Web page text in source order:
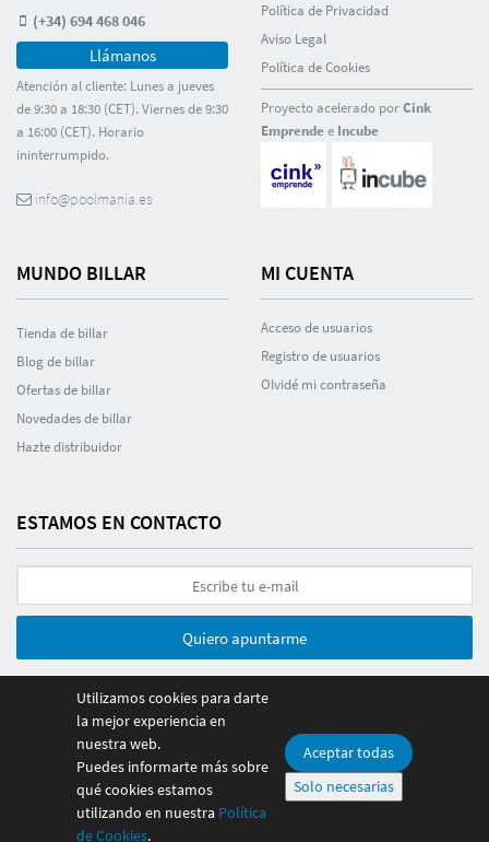
(+34) 694 468 046
Llámanos
Atención al cliente: Lunes a jueves
de 9:30 a 18:30 (CET). Viernes de 9:30
a 16:00 (CET). Horario
ininterrumpido.
info@poolmania.es
Polí­tica de Privacidad
Aviso Legal
Polí­tica de Cookies
Proyecto acelerado porCink
Emprendee Incube
MUNDO BILLAR
Tienda de billar
Blog de billar
Ofertas de billar
Novedades de billar
Hazte distribuidor
MI CUENTA
Acceso de usuarios
Registro de usuarios
Olvidé mi contraseña
ESTAMOS EN CONTACTO
Quiero apuntarme
© 2026 Poolmania Sports S.L. CIF B86882628. España
Pago 100% seguro
Utilizamos cookies para darte
la mejor experiencia en
nuestra web.
Puedes informarte más sobre
qué cookies estamos
utilizando en nuestra Política
de Cookies.
Aceptar todas
Solo necesarias